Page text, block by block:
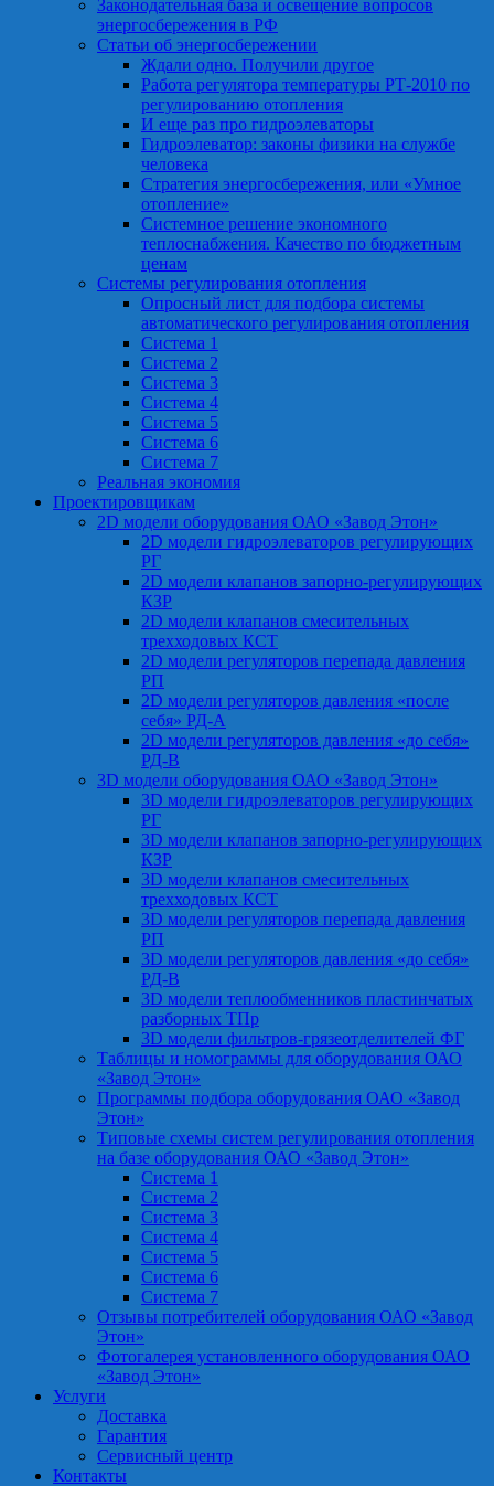
Законодательная база и освещение вопросов
энергосбережения в РФ
Статьи об энергосбережении
Ждали одно. Получили другое
Работа регулятора температуры РТ-2010 по
регулированию отопления
И еще раз про гидроэлеваторы
Гидроэлеватор: законы физики на службе
человека
Стратегия энергосбережения, или «Умное
отопление»
Системное решение экономного
теплоснабжения. Качество по бюджетным
ценам
Системы регулирования отопления
Опросный лист для подбора системы
автоматического регулирования отопления
Система 1
Система 2
Система 3
Система 4
Система 5
Система 6
Система 7
Реальная экономия
Проектировщикам
2D модели оборудования ОАО «Завод Этон»
2D модели гидроэлеваторов регулирующих
РГ
2D модели клапанов запорно-регулирующих
КЗР
2D модели клапанов смесительных
трехходовых КСТ
2D модели регуляторов перепада давления
РП
2D модели регуляторов давления «после
себя» РД-А
2D модели регуляторов давления «до себя»
РД-В
3D модели оборудования ОАО «Завод Этон»
3D модели гидроэлеваторов регулирующих
РГ
3D модели клапанов запорно-регулирующих
КЗР
3D модели клапанов смесительных
трехходовых КСТ
3D модели регуляторов перепада давления
РП
3D модели регуляторов давления «до себя»
РД-В
3D модели теплообменников пластинчатых
разборных ТПр
3D модели фильтров-грязеотделителей ФГ
Таблицы и номограммы для оборудования ОАО
«Завод Этон»
Программы подбора оборудования ОАО «Завод
Этон»
Типовые схемы систем регулирования отопления
на базе оборудования ОАО «Завод Этон»
Система 1
Система 2
Система 3
Система 4
Система 5
Система 6
Система 7
Отзывы потребителей оборудования ОАО «Завод
Этон»
Фотогалерея установленного оборудования ОАО
«Завод Этон»
Услуги
Доставка
Гарантия
Сервисный центр
Контакты